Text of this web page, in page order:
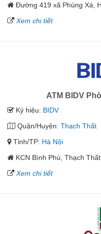
Đường 419 xã Phùng Xá,
Xem chi tiết
ATM BIDV
Ký hiệu: BIDV
Quận/Huyện: Thạch Thất
Tỉnh/TP: Hà Nội
KCN Bình Phú, Thạch
Xem chi tiết